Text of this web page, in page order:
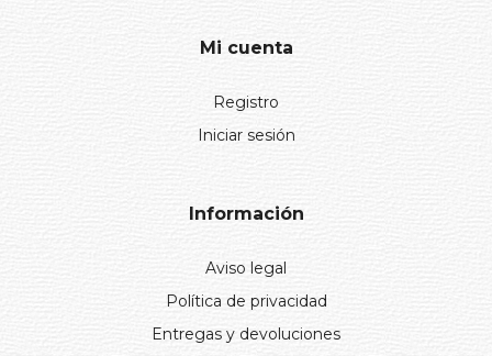
Mi cuenta
Registro
Iniciar sesión
Información
Aviso legal
Política de privacidad
Entregas y devoluciones